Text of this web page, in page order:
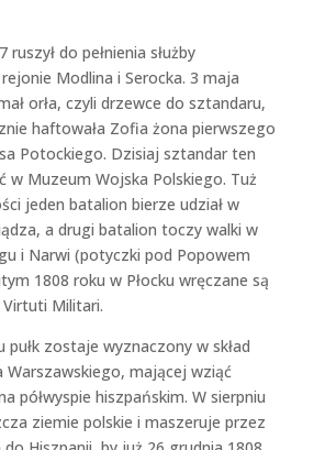
ruszył do pełnienia służby
Modlina i Serocka. 3 maja
orła, czyli drzewce do sztandaru,
haftowała Zofia żona pierwszego
Potockiego. Dzisiaj sztandar ten
w Muzeum Wojska Polskiego. Tuż
jeden batalion bierze udział w
a drugi batalion toczy walki w
i Narwi (potyczki pod Popowem
1808 roku w Płocku wręczane są
Militari.
pułk zostaje wyznaczony w skład
Warszawskiego, mającej wziąć
półwyspie hiszpańskim. W sierpniu
ziemie polskie i maszeruje przez